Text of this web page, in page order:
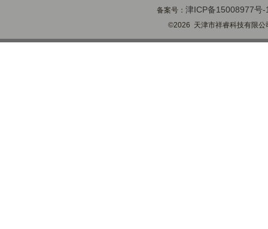
备案号：津ICP备15008977号-
©2026 天津市祥睿科技有限公